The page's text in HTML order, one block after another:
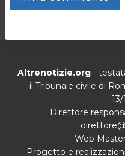
Altrenotizie.org-
il Tribunale civile di
Direttore
Web
Progetto e